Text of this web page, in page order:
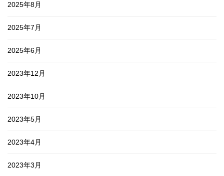
2025年8月
2025年7月
2025年6月
2023年12月
2023年10月
2023年5月
2023年4月
2023年3月